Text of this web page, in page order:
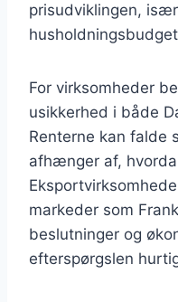
prisudviklingen,
For virksomheder
usikkerhed i både
Renterne kan falde
afhænger af,
markeder som
beslutninger og
efterspørgslen